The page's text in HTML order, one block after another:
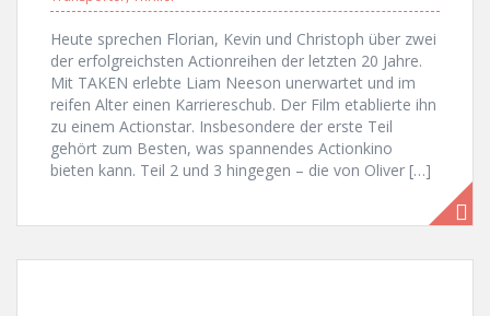
Heute sprechen Florian, Kevin und Christoph über zwei
der erfolgreichsten Actionreihen der letzten 20 Jahre.
Mit TAKEN erlebte Liam Neeson unerwartet und im
reifen Alter einen Karriereschub. Der Film etablierte ihn
zu einem Actionstar. Insbesondere der erste Teil
gehört zum Besten, was spannendes Actionkino
bieten kann. Teil 2 und 3 hingegen – die von Oliver […]